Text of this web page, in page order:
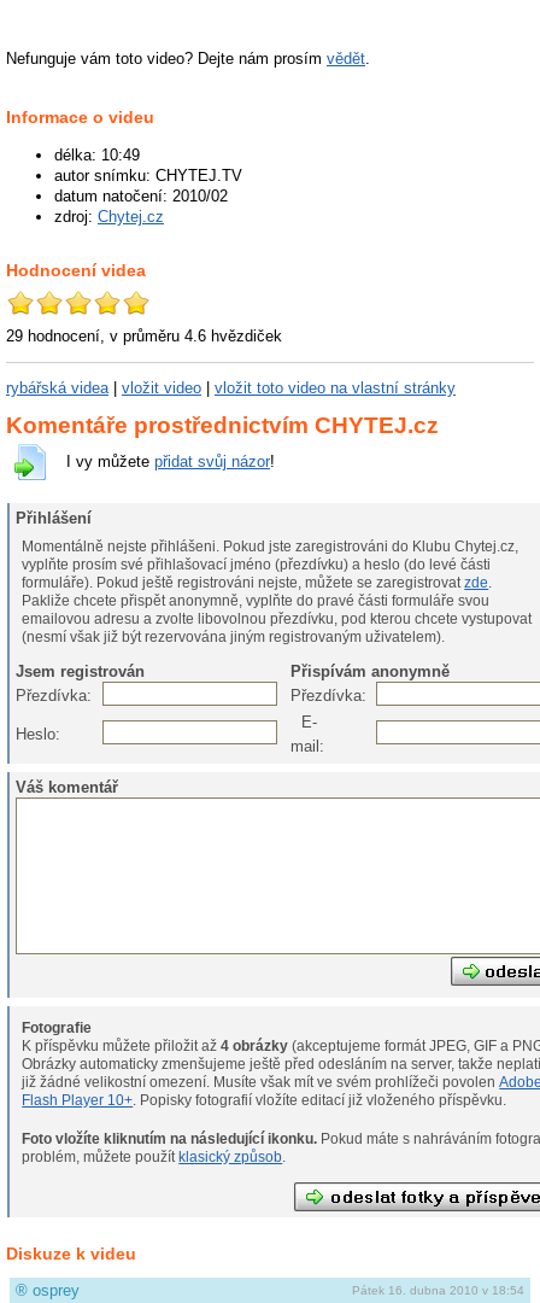
Nefunguje vám toto video? Dejte nám prosím vědět.
Informace o videu
délka: 10:49
autor snímku: CHYTEJ.TV
datum natočení: 2010/02
zdroj: Chytej.cz
Hodnocení videa
29 hodnocení, v průměru 4.6 hvězdiček
rybářská videa| vložit video vložit toto video na vlastní stránky
Komentáře prostřednictvím CHYTEJ.cz
I vy můžete přidat svůj názor!
Přihlášení
Momentálně nejste přihlášeni. Pokud jste zaregistrováni do Klubu Chytej.cz,
vyplňte prosím své přihlašovací jméno (přezdívku) a heslo (do levé části
formuláře). Pokud ještě registrováni nejste, můžete se zaregistrovatzde.
Pakliže chcete přispět anonymně, vyplňte do pravé části formuláře svou
emailovou adresu a zvolte libovolnou přezdívku, pod kterou chcete vystupovat
(nesmí však již být rezervována jiným registrovaným uživatelem).
Jsem registrován
Přispívám anonymně
Přezdívka:
Přezdívka:
Heslo:
E-
mail:
Váš komentář
Fotografie
K příspěvku můžete přiložit až4 obrázky (akceptujeme formát JPEG, GIF a
Obrázky automaticky zmenšujeme ještě před odesláním na server, takže
již žádné velikostní omezení. Musíte však mít ve svém prohlížeči povolen
Flash Player 10+ . Popisky fotografií vložíte editací již vloženého příspěvku.
Foto vložíte kliknutím na následující ikonku.
problém, můžete použít klasický způsob.
Diskuze k videu
Pátek 16. dubna 2010 v 18:54
® osprey